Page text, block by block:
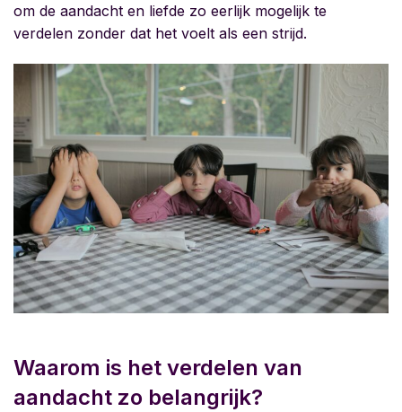
om de aandacht en liefde zo eerlijk mogelijk te
verdelen zonder dat het voelt als een strijd.
Waarom is het verdelen van
aandacht zo belangrijk?